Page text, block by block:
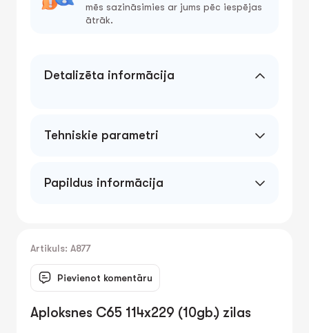
mēs sazināsimies ar jums pēc iespējas
ātrāk.
Detalizēta informācija
Tehniskie parametri
Papildus informācija
Artikuls: A877
Pievienot komentāru
Aploksnes C65 114x229 (10gb.) zilas